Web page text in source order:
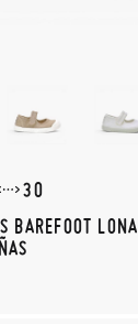
30
BAREFOOT LONA